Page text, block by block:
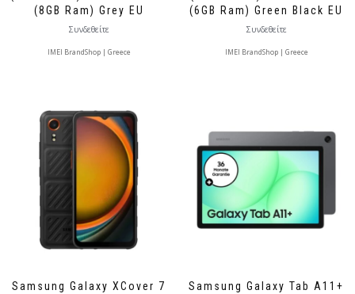
(8GB Ram) Grey EU
Συνδεθείτε
IMEI BrandShop | Greece
(6GB Ram) Green Black EU
Συνδεθείτε
IMEI BrandShop | Greece
Samsung Galaxy XCover 7
Samsung Galaxy Tab A11+